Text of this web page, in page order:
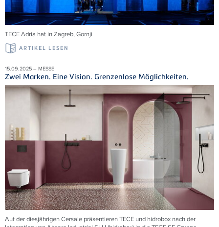
TECE Adria hat in Zagreb,Gornji
ARTIKEL LESEN
15.09.2025 – MESSE
Zwei Marken. Eine Vision. Grenzenlose Möglichkeiten.
Auf der diesjährigen Cersaie präsentieren TECE und hidrobox nach der